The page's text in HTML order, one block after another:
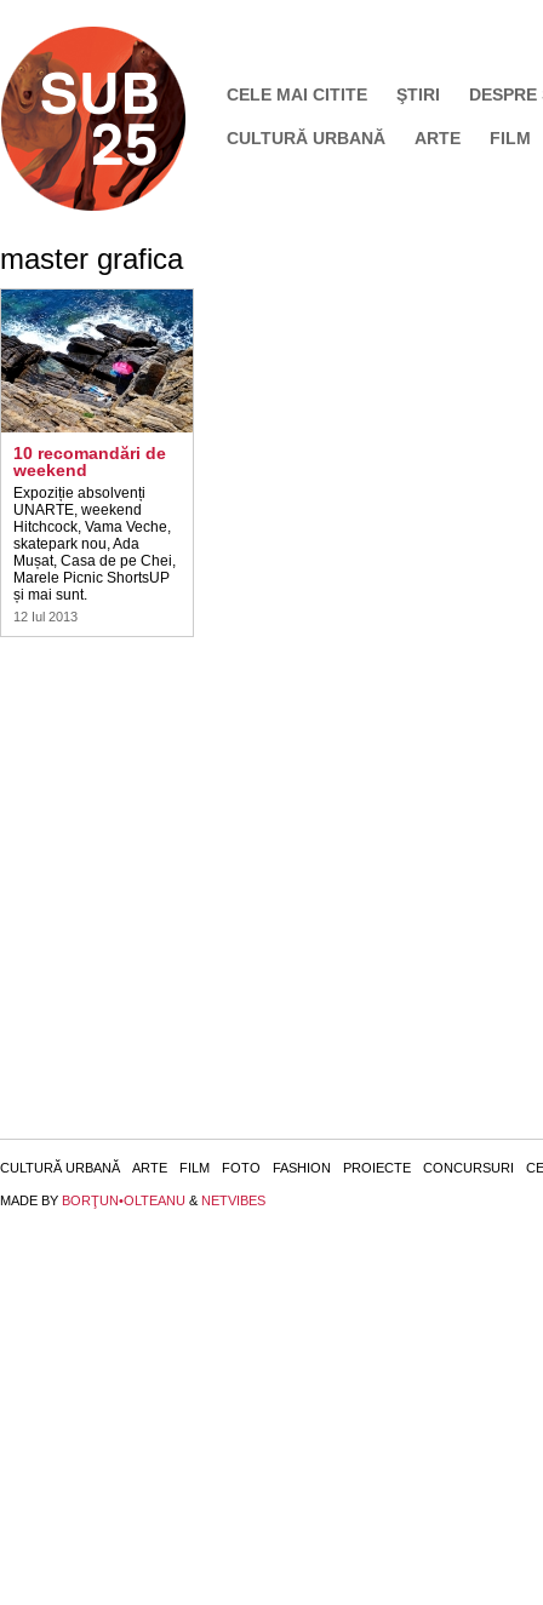
CELE MAI CITITE ŞTIRI DESPRE
CULTURĂ URBANĂ ARTE FILM
master grafica
10 recomandări de
weekend
Expoziție absolvenți
UNARTE, weekend
Hitchcock, Vama Veche,
skatepark nou, Ada
Mușat, Casa de pe Chei,
Marele Picnic ShortsUP
și mai sunt.
12 Iul 2013
CULTURĂ URBANĂ ARTE FILM FOTO FASHION PROIECTE CONCURSURI
MADE BY BORŢUN•OLTEANU & NETVIBES